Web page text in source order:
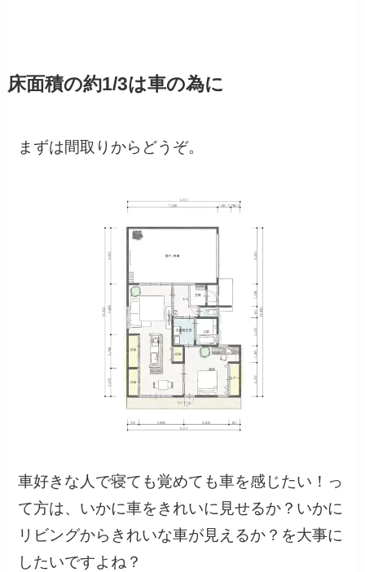
床面積の約1/3は車の為に
まずは間取りからどうぞ。
車好きな人で寝ても覚めても車を感じたい！っ
て方は、いかに車をきれいに見せるか？いかに
リビングからきれいな車が見えるか？を大事に
したいですよね？